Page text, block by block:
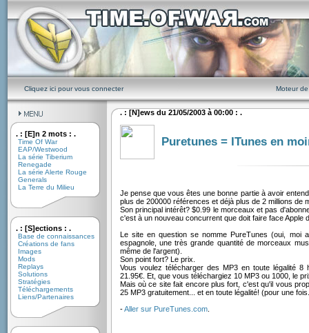
Cliquez ici pour vous connecter Moteur
. : [E]n 2 mots : .
Time Of War
EAP/Westwood
La série Tiberium
Renegade
La série Alerte Rouge
Generals
La Terre du Milieu
. : [S]ections : .
Base de connaissances
Créations de fans
Images
Mods
Replays
Solutions
Stratégies
Téléchargements
Liens/Partenaires
. : [N]ews du 21/05/2003 à 00:00 : .
Puretunes = ITunes en
Je pense que vous êtes une bonne partie à avoir
plus de 200000 références et déjà plus de 2 millions de
Son principal intérêt? $0.99 le morceaux et pas
c'est à un nouveau concurrent que doit faire face Apple
Le site en question se nomme PureTunes (oui,
espagnole, une très grande quantité de morceaux
même de l'argent).
Son point fort? Le prix.
Vous voulez télécharger des MP3 en toute légalité
21.95€. Et, que vous téléchargiez 10 MP3 ou 1000, le
Mais où ce site fait encore plus fort, c'est qu'il vous
25 MP3 gratuitement... et en toute légalité! (pour une
-Aller sur PureTunes.com.